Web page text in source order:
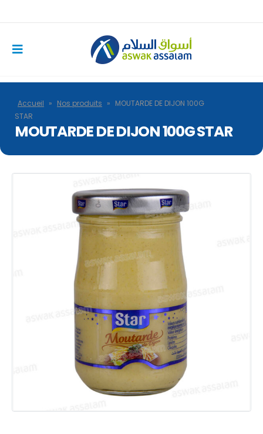
Accueil » Nos produits » MOUTARDE DE DIJON 100G
STAR
MOUTARDE DE DIJON 100G STAR